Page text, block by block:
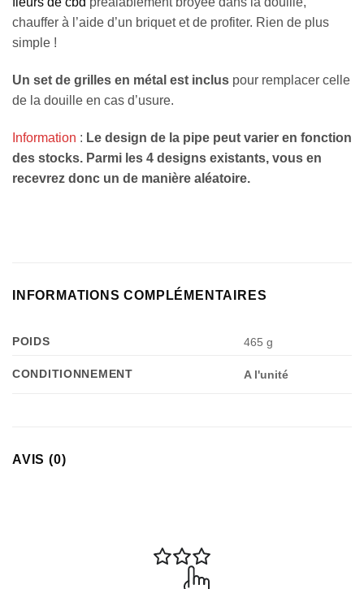
chauffer à l’aide d’un briquet et de profiter. Rien de plus
simple !
Un set de grilles en métal est inclus pour remplacer celle
de la douille en cas d’usure.
Information : Le design de la pipe peut varier en fonction
des stocks. Parmi les 4 designs existants, vous en
recevrez donc un de manière aléatoire.
INFORMATIONS COMPLÉMENTAIRES
POIDS 465 g
CONDITIONNEMENT A l'unité
AVIS (0)